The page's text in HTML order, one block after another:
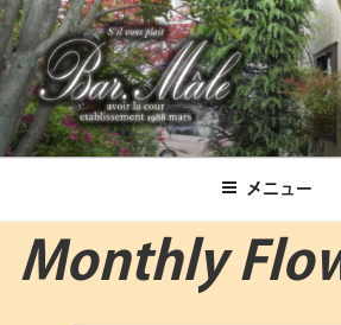
コ
ン
テ
ン
ツ
へBar.Male メニュー
Monthly